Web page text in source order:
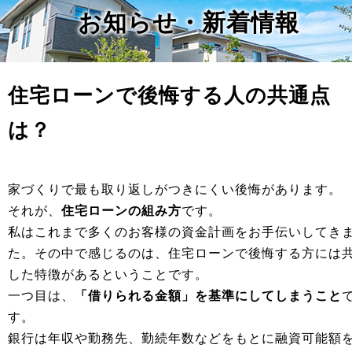
お知らせ・新着情報
住宅ローンで後悔する人の共通点
は？
家づくりで最も取り返しがつきにくい後悔があります。
それが、 住宅ローンの組み方です。
私はこれまで多くのお客様の資金計画をお手伝いしてき
た。その中で感じるのは、住宅ローンで後悔する方には
した特徴があるということです。
一つ目は、
「借りられる金額」を基準にしてしまうこと
す。
銀行は年収や勤務先、勤続年数などをもとに融資可能額